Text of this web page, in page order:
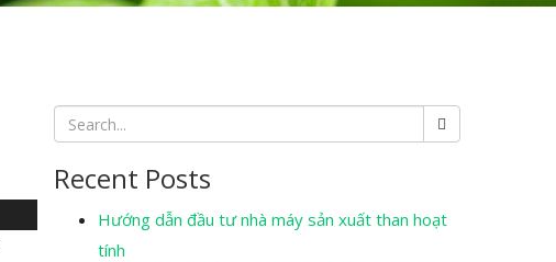
Recent Posts
Hướng dẫn đầu tư nhà máy sản xuất than hoạt
tính